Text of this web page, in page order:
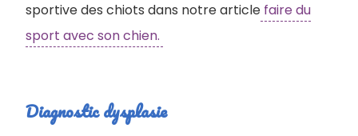
sportive des chiots dans notre article faire du
sport avec son chien.
Diagnostic dysplasie